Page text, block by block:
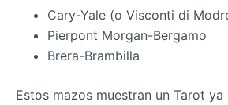
Cary-Yale (o Visconti di
Pierpont Morgan-Bergamo
Brera-Brambilla
Estos mazos muestran un Tarot ya